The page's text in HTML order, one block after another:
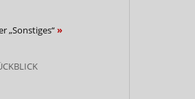
„Sonstiges“